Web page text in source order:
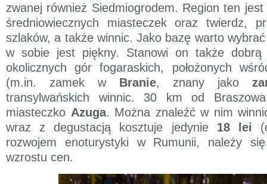
zwanej również Siedmiogrodem. Region ten jest
średniowiecznych miasteczek oraz twierdz,
szlaków, a także winnic. Jako bazę warto
w sobie jest piękny. Stanowi on także dobrą
okolicznych gór fogaraskich, położonych
(m.in. zamek w Branie, znany jako
transylwańskich winnic. 30 km od
miasteczko Azuga. Można znaleźć w nim
wraz z degustacją kosztuje jedynie 18 lei
rozwojem enoturystyki w Rumunii, należy
wzrostu cen.